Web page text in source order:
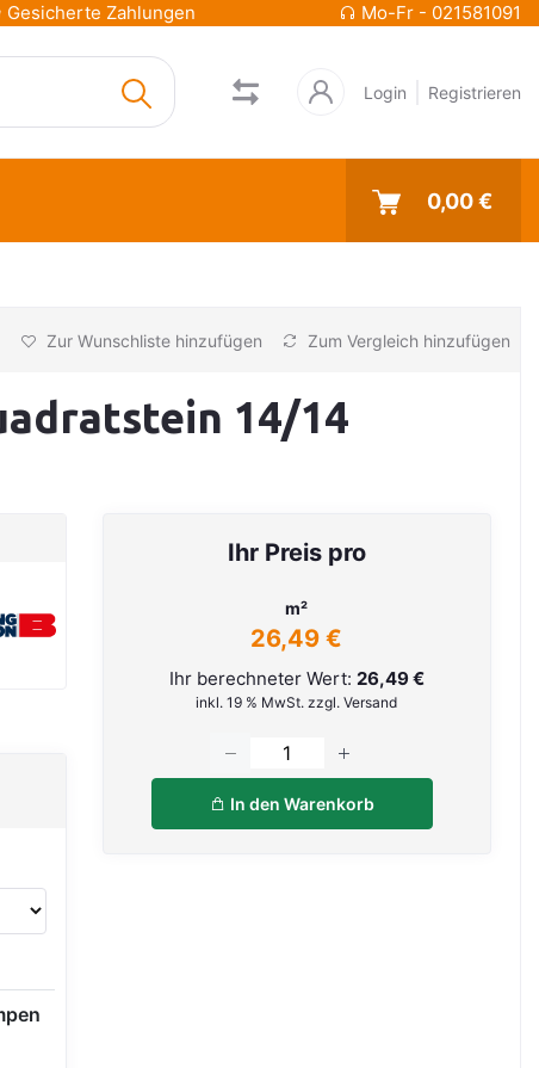
Gesicherte Zahlungen Mo-Fr - 021581091
Login Registrieren
0,00 €
Zur Wunschliste hinzufügen Zum Vergleich hinzufügen
14/14
Ihr Preis pro
m²
26,49 €
Ihr berechneter Wert: 26,49 €
inkl. 19 % MwSt. zzgl. Versand
In den Warenkorb